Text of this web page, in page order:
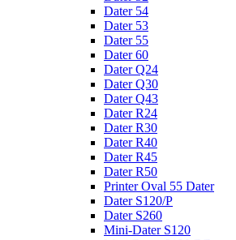
Dater 54
Dater 53
Dater 55
Dater 60
Dater Q24
Dater Q30
Dater Q43
Dater R24
Dater R30
Dater R40
Dater R45
Dater R50
Printer Oval 55 Dater
Dater S120/P
Dater S260
Mini-Dater S120